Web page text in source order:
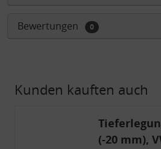
Bewertungen 0
Kunden kauften auch
(-20 mm),